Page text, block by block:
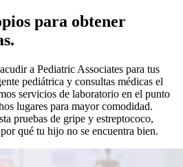
para obtener
a Pediatric Associates para tus
pediátrica y consultas médicas el
servicios de laboratorio en el punto
lugares para mayor comodidad.
pruebas de gripe y estreptococo,
qué tu hijo no se encuentra bien.